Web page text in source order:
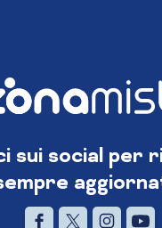
sui social per